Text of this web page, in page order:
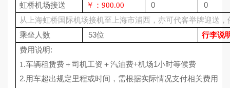
虹桥机场接送
￥：900.00 0 0
从上海虹桥国际机场接机至上海市浦西，亦可代客举牌迎送，
乘坐人数
53位 行李说
费用说明:
1.车辆租赁费＋司机工资＋汽油费+机场1小时等候费
2.用车超出规定里程或时间，需根据实际情况支付相关费用